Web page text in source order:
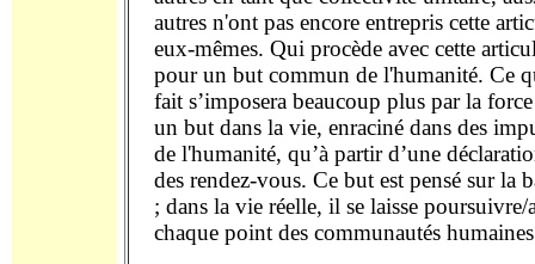
autres n'ont pas encore entrepris cette
eux-mêmes. Qui procède avec cette
pour un but commun de l'humanité. Ce
fait s’imposera beaucoup plus par la
un but dans la vie, enraciné dans des
de l'humanité, qu’à partir d’une
des rendez-vous. Ce but est pensé sur la
; dans la vie réelle, il se laisse
chaque point des communautés